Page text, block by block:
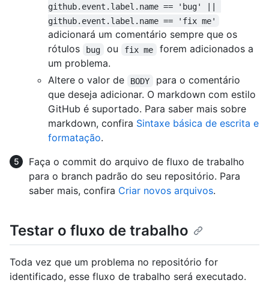
github.event.label.name == 'bug' ||
github.event.label.name == 'fix me'
adicionará um comentário sempre que os
rótulos
bug ou fix me
forem adicionados a
um problema.
Altere o valor de
BODY
para o comentário
que deseja adicionar. O markdown com estilo
GitHub é suportado. Para saber mais sobre
markdown, confira Sintaxe básica de escrita e
formatação.
Faça o commit do arquivo de fluxo de trabalho
para o branch padrão do seu repositório. Para
saber mais, confira Criar novos arquivos.
Testar o fluxo de trabalho
Toda vez que um problema no repositório for
identificado, esse fluxo de trabalho será executado.